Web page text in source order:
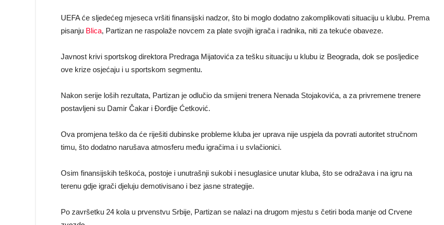
UEFA će sljedećeg mjeseca vršiti finansijski nadzor, što bi moglo dodatno zakomplikovati situaciju u klubu. Prema
pisanju Blica, Partizan ne raspolaže novcem za plate svojih igrača i radnika, niti za tekuće obaveze.
Javnost krivi sportskog direktora Predraga Mijatovića za tešku situaciju u klubu iz Beograda, dok se posljedice
ove krize osjećaju i u sportskom segmentu.
Nakon serije loših rezultata, Partizan je odlučio da smijeni trenera Nenada Stojakovića, a za privremene trenere
postavljeni su Damir Čakar i Đorđije Ćetković.
Ova promjena teško da će riješiti dubinske probleme kluba jer uprava nije uspjela da povrati autoritet stručnom
timu, što dodatno narušava atmosferu među igračima i u svlačionici.
Osim finansijskih teškoća, postoje i unutrašnji sukobi i nesuglasice unutar kluba, što se odražava i na igru na
terenu gdje igrači djeluju demotivisano i bez jasne strategije.
Po završetku 24 kola u prvenstvu Srbije, Partizan se nalazi na drugom mjestu s četiri boda manje od Crvene